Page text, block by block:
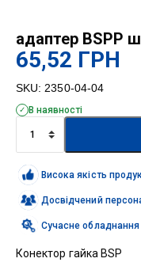
адаптер BSPP
65,52 ГРН
SKU: 2350-04-04
В наявності
BSPP
штуцер
-
BSPP
гайка
1/4"
кількість
Висока якість
Досвідчений
Сучасне обладнання
Конектор гайка BSP